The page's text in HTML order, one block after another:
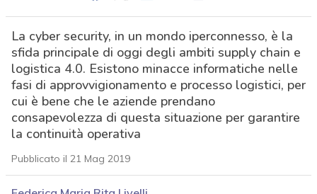
La cyber security, in un mondo iperconnesso, è la
sfida principale di oggi degli ambiti supply chain e
logistica 4.0. Esistono minacce informatiche nelle
fasi di approvvigionamento e processo logistici, per
cui è bene che le aziende prendano
consapevolezza di questa situazione per garantire
la continuità operativa
Pubblicato il 21 Mag 2019